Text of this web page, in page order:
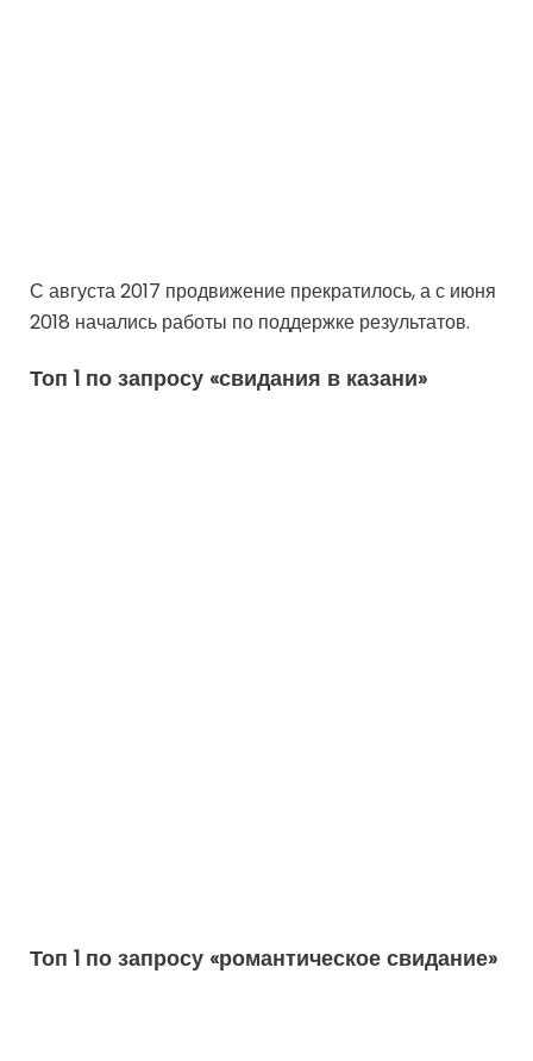
С августа 2017 продвижение прекратилось, а с июня
2018 начались работы по поддержке результатов.
Топ 1 по запросу «свидания в казани»
Топ 1 по запросу «романтическое свидание»